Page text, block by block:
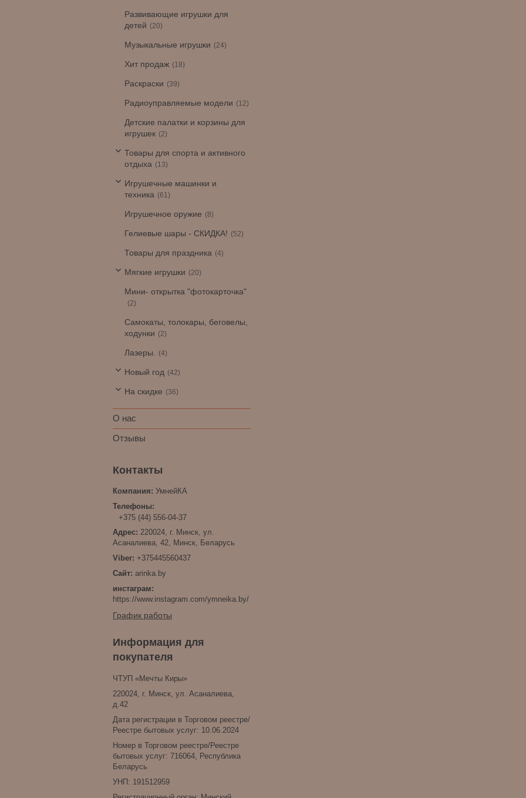
Развивающие игрушки для
детей
20
Музыкальные игрушки 24
Хит продаж 18
Раскраски 39
Радиоуправляемые модели 12
Детские палатки и корзины для
игрушек
2
Товары для спорта и активного
отдыха
13
Игрушечные машинки и
техника
61
Игрушечное оружие 8
Гелиевые шары - СКИДКА! 52
Товары для праздника 4
Мягкие игрушки 20
Мини- открытка "фотокарточка"
2
Самокаты, толокары, беговелы,
ходунки
2
Лазеры. 4
Новый год 42
На скидке 36
О нас
Отзывы
УмнейКА
+375 (44) 556-04-37
220024, г. Минск, ул.
Асаналиева, 42, Минск, Беларусь
+375445560437
arinka.by
инстаграм
https://www.instagram.com/ymneika.by/
График работы
Информация для
покупателя
ЧТУП «Мечты Киры»
220024, г. Минск, ул. Асаналиева,
д.42
Дата регистрации в Торговом реестре/
Реестре бытовых услуг: 10.06.2024
Номер в Торговом реестре/Реестре
бытовых услуг: 716064, Республика
Беларусь
УНП: 191512959